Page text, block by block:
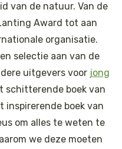
van de natuur. Van de
Award tot aan
organisatie.
selectie aan van de
uitgevers voor jong
schitterende boek van
inspirerende boek van
om alles te weten te
we deze moeten